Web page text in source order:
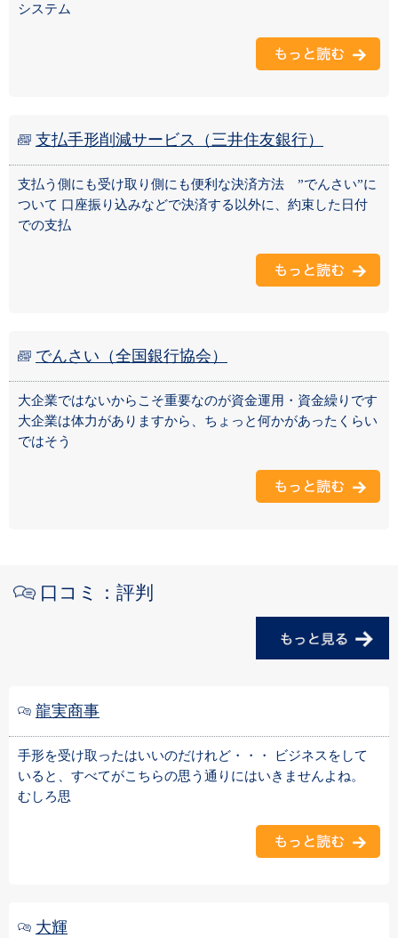
システム
支払手形削減サービス（三井住友銀行）
支払う側にも受け取り側にも便利な決済方法 ”でんさい”に
ついて 口座振り込みなどで決済する以外に、約束した日付
での支払
でんさい（全国銀行協会）
大企業ではないからこそ重要なのが資金運用・資金繰りです
大企業は体力がありますから、ちょっと何かがあったくらい
ではそう
口コミ：評判
龍実商事
手形を受け取ったはいいのだけれど・・・ ビジネスをして
いると、すべてがこちらの思う通りにはいきませんよね。
むしろ思
大輝